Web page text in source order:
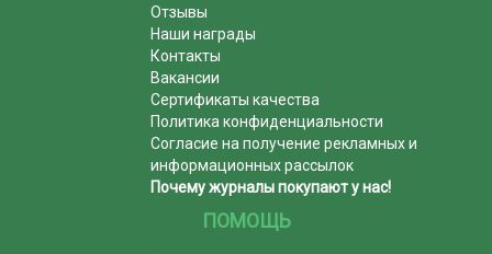
Отзывы
Наши награды
Контакты
Вакансии
Сертификаты качества
Политика конфиденциальности
Согласие на получение рекламных и
информационных рассылок
Почему журналы покупают у нас!
ПОМОЩЬ